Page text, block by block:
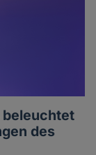
beleuchtet
des